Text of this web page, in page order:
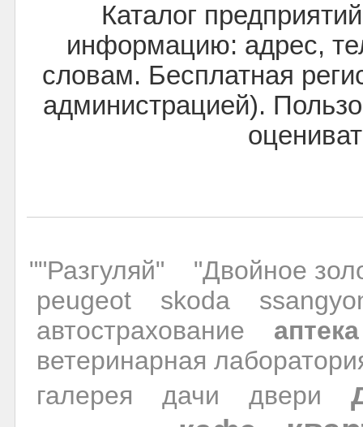
Каталог
информацию: адрес,
словам. Бесплатная
администрацией).
""Разгуляй"
"Двойное
peugeot
skoda
автострахование
аптека
ветеринарная
галерея
дачи двери